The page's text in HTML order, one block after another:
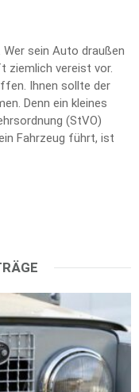
sein Auto draußen
ziemlich vereist vor.
Ihnen sollte der
Denn ein kleines
(StVO)
Fahrzeug führt, ist